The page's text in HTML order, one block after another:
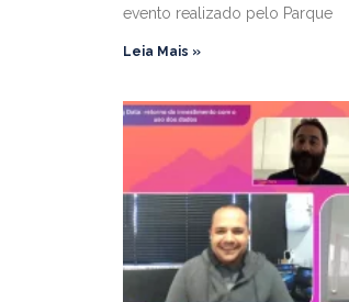
evento realizado pelo Parque
Leia Mais »